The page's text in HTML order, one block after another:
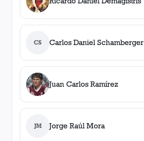
CS Carlos Daniel Schamberger
Juan Carlos Ramírez
JM Jorge Raúl Mora